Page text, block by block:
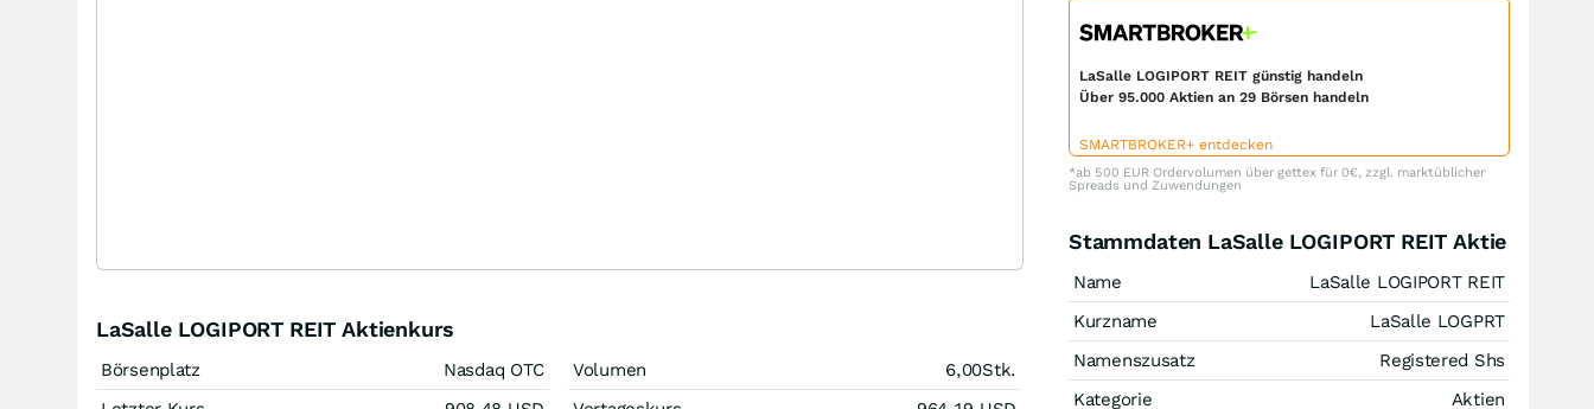
LaSalle LOGIPORT REIT Aktienkurs
Börsenplatz
Nasdaq OTC
Volumen 6,00Stk.
LaSalle LOGIPORT REIT günstig handeln
Über 95.000 Aktien an 29 Börsen handeln
SMARTBROKER+ entdecken
*ab 500 EUR Ordervolumen über gettex für 0€, zzgl. marktüblicher
Spreads und Zuwendungen
Stammdaten LaSalle LOGIPORT REIT Aktie
Name
LaSalle LOGIPORT REIT
Kurzname
LaSalle LOGPRT
Namenszusatz
Registered Shs
Kategorie
Aktien